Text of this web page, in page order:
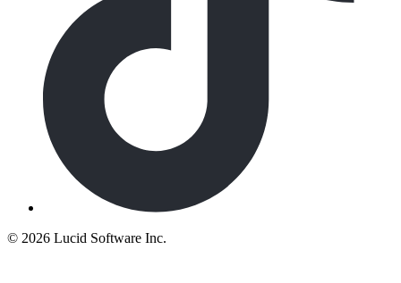
© 2026 Lucid Software Inc.